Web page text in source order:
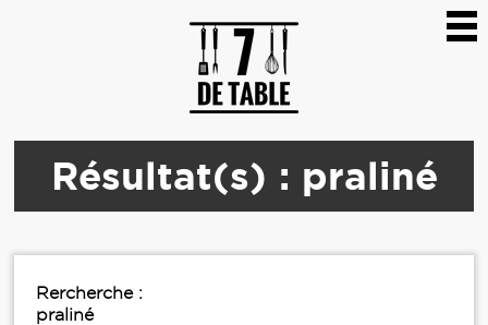
Résultat(s) : praliné
Rercherche :
praliné